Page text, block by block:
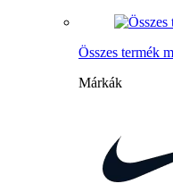
Összes termék
Márkák